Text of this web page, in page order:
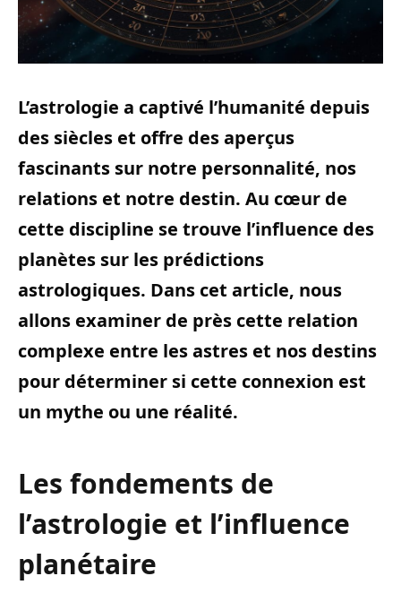
L’astrologie a captivé l’humanité depuis
des siècles et offre des aperçus
fascinants sur notre personnalité, nos
relations et notre destin. Au cœur de
cette discipline se trouve l’influence des
planètes sur les prédictions
astrologiques. Dans cet article, nous
allons examiner de près cette relation
complexe entre les astres et nos destins
pour déterminer si cette connexion est
un mythe ou une réalité.
Les fondements de
l’astrologie et l’influence
planétaire